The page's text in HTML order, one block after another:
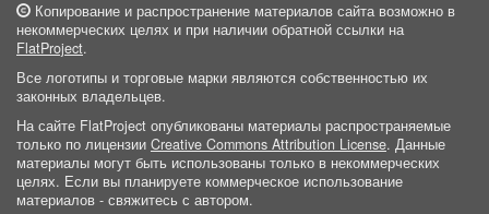
Копирование и распространение материалов сайта возможно в
некоммерческих целях и при наличии обратной ссылки на
FlatProject.
Все логотипы и торговые марки являются собственностью их
законных владельцев.
На сайте FlatProject опубликованы материалы распространяемые
только по лицензии Creative Commons Attribution License. Данные
материалы могут быть использованы только в некоммерческих
целях. Если вы планируете коммерческое использование
материалов - свяжитесь с автором.